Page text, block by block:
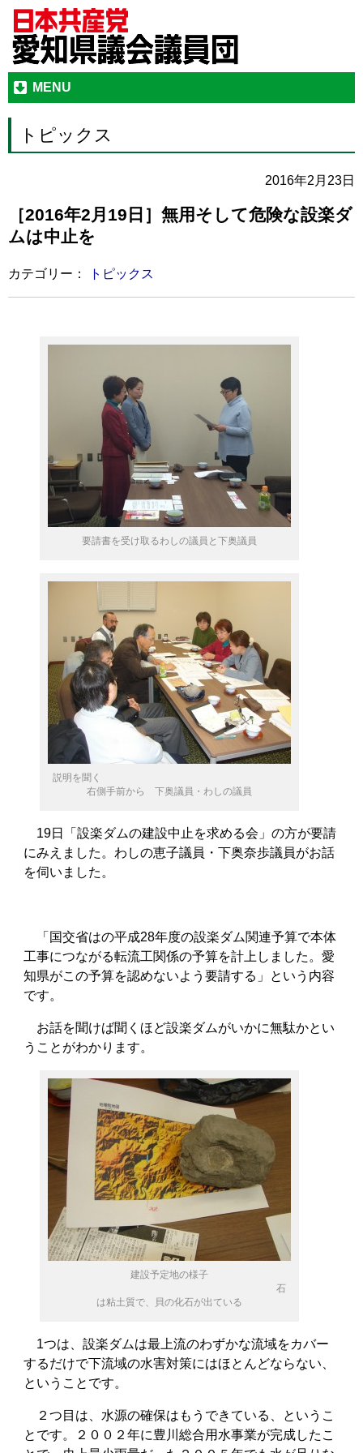
MENU
トピックス
2016年2月23日
［2016年2月19日］無用そして危険な設楽ダ
ムは中止を
カテゴリー： トピックス
要請書を受け取るわしの議員と下奥議員
説明を聞く
右側手前から 下奥議員・わしの議員
19日「設楽ダムの建設中止を求める会」の方が要請
にみえました。わしの恵子議員・下奥奈歩議員がお話
を伺いました。
「国交省はの平成28年度の設楽ダム関連予算で本体
工事につながる転流工関係の予算を計上しました。愛
知県がこの予算を認めないよう要請する」という内容
です。
お話を聞けば聞くほど設楽ダムがいかに無駄かとい
うことがわかります。
建設予定地の様子
石
は粘土質で、貝の化石が出ている
1つは、設楽ダムは最上流のわずかな流域をカバー
するだけで下流域の水害対策にはほとんどならない、
ということです。
２つ目は、水源の確保はもうできている、というこ
とです。２００２年に豊川総合用水事業が完成したこ